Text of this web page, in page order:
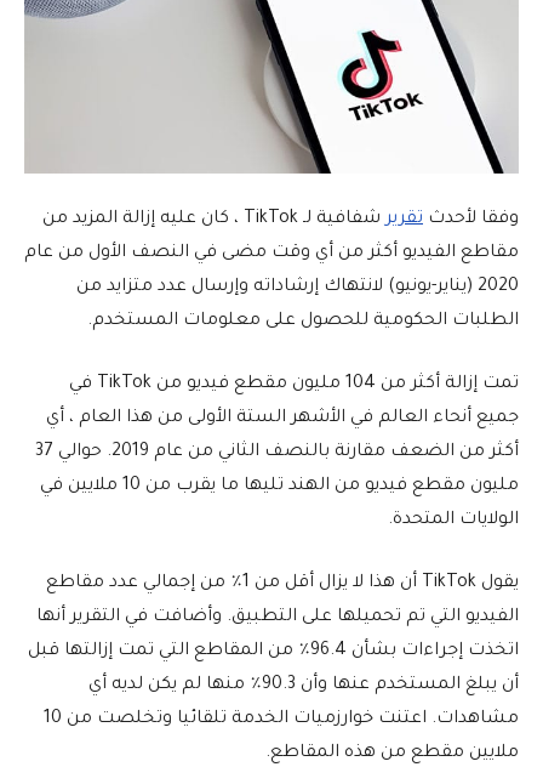
وفقا لأحدث تقرير
شفافية لـ TikTok ، كان عليه إزالة المزيد من
مقاطع الفيديو أكثر من أي وقت مضى في النصف الأول من عام
2020 (يناير-يونيو) لانتهاك إرشاداته وإرسال عدد متزايد من
الطلبات الحكومية للحصول على معلومات المستخدم.
تمت إزالة أكثر من 104 مليون مقطع فيديو من TikTok في
جميع أنحاء العالم في الأشهر الستة الأولى من هذا العام ، أي
أكثر من الضعف مقارنة بالنصف الثاني من عام 2019. حوالي 37
مليون مقطع فيديو من الهند تليها ما يقرب من 10 ملايين في
الولايات المتحدة.
يقول TikTok أن هذا لا يزال أقل من 1٪ من إجمالي عدد مقاطع
الفيديو التي تم تحميلها على التطبيق. وأضافت في التقرير أنها
اتخذت إجراءات بشأن 96.4٪ من المقاطع التي تمت إزالتها قبل
أن يبلغ المستخدم عنها وأن 90.3٪ منها لم يكن لديه أي
مشاهدات. اعتنت خوارزميات الخدمة تلقائيا وتخلصت من 10
ملايين مقطع من هذه المقاطع.